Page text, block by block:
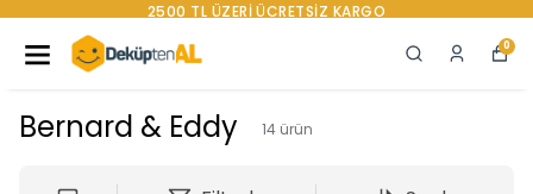
ÜZERI ÜCRETSIZ KARGO
0
Bernard & Eddy 14 ürün